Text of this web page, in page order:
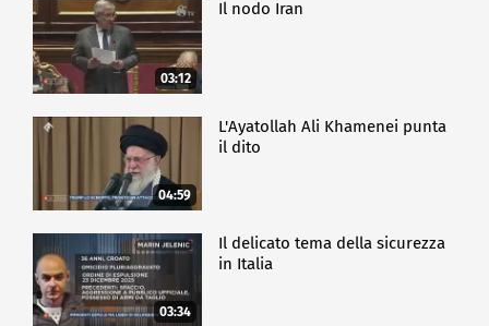
03:12
Il nodo Iran
04:59
L'Ayatollah Ali Khamenei punta
il dito
03:34
Il delicato tema della sicurezza
in Italia